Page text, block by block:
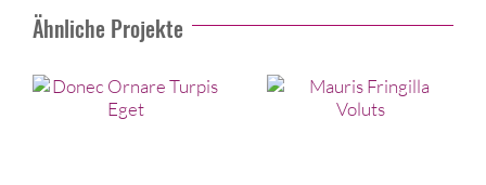
Ähnliche Projekte